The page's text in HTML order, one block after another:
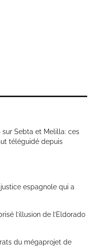
sur Sebta et Melilla: ces
téléguidé depuis
espagnole qui a
l’illusion de l’Eldorado
du mégaprojet de